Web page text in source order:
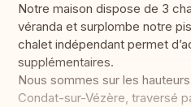
Notre maison dispose de 3
véranda et surplombe notre
chalet indépendant permet
supplémentaires.
Nous sommes sur les
Condat-sur-Vézère, traversé